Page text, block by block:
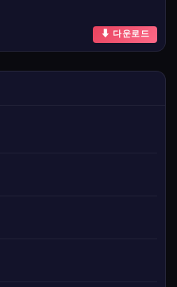
⬇ 다운로드